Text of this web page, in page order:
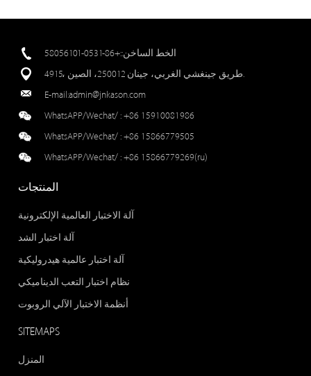
الخط الساخن::+86-0531-58056101
4915، طريق جينغشي الغربي، جينان 250012، الصين.
E-mail:admin@jnkason.com
WhatsAPP/Wechat/ :+86 15910081986
WhatsAPP/Wechat/ :+86 15866779505
WhatsAPP/Wechat/ :+86 15866779269(ru)
المنتجات
آلة الاختبار العالمية الإلكترونية
آلة اختبار الشد
آلة اختبار عالمية هيدروليكية
نظام اختبار التعب الديناميكي
أنظمة الاختبار الآلي الروبوت
SITEMAPS
المنزل